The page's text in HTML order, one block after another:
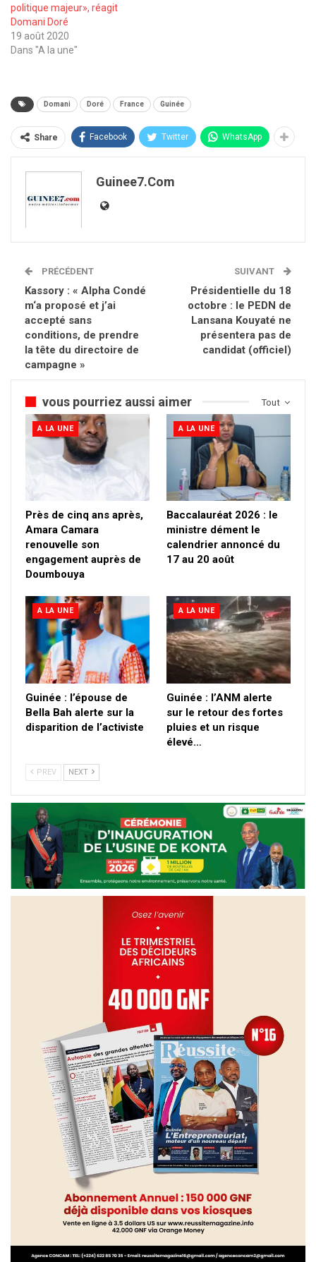
politique majeur», réagit
Domani Doré
19 août 2020
Dans "A la une"
Domani Doré France Guinée
Share Facebook Twitter WhatsApp
Guinee7.com
PRÉCÉDENT
Kassory : « Alpha Condé
m‘a proposé et j’ai
accepté sans
conditions, de prendre
la tête du directoire de
campagne »
SUIVANT
Présidentielle du 18
octobre : le PEDN de
Lansana Kouyaté ne
présentera pas de
candidat (officiel)
Tout
vous pourriez aussi aimer
A LA UNE
Près de cinq ans après,
Amara Camara
renouvelle son
engagement auprès de
Doumbouya
A LA UNE
Baccalauréat 2026 : le
ministre dément le
calendrier annoncé du
17 au 20 août
A LA UNE
Guinée : l’épouse de
Bella Bah alerte sur la
disparition de l’activiste
A LA UNE
Guinée : l’ANM alerte
sur le retour des fortes
pluies et un risque
élevé…
PREV NEXT